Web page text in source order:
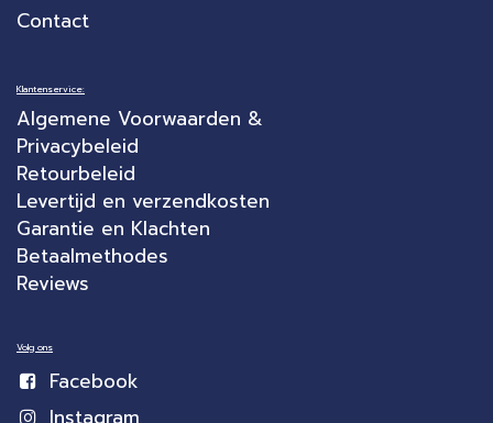
Contact
Klantenservice:
Algemene Voorwaarden &
Privacybeleid
Retourbeleid
Levertijd en verzendkosten
Garantie en Klachten
Betaalmethodes
Reviews
Volg ons
Facebook
Instagram